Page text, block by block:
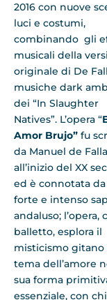
2016 con nuove
luci e costumi,
combinando gli
musicali della
originale di De
musiche dark
dei “In Slaughter
Natives”. L’opera “
Amor Brujo” fu
da Manuel de Falla
all’inizio del XX
ed è connotata
forte e intenso
andaluso; l’opera,
balletto, esplora il
misticismo gitano
tema dell’amore
sua forma
essenziale, con